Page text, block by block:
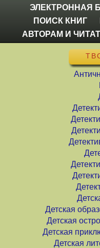
ЭЛЕКТРОННАЯ
ПОИСК КНИГ
АВТОРАМ И
Детская
Детская
Детская
Детская